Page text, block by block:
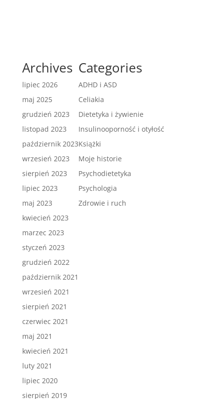
Archives
lipiec 2026
maj 2025
grudzień 2023
listopad 2023
październik 2023
wrzesień 2023
sierpień 2023
lipiec 2023
maj 2023
kwiecień 2023
marzec 2023
styczeń 2023
grudzień 2022
październik 2021
wrzesień 2021
sierpień 2021
czerwiec 2021
maj 2021
kwiecień 2021
luty 2021
lipiec 2020
sierpień 2019
Categories
ADHD i ASD
Celiakia
Dietetyka i żywienie
Insulinooporność i otyłość
Książki
Moje historie
Psychodietetyka
Psychologia
Zdrowie i ruch